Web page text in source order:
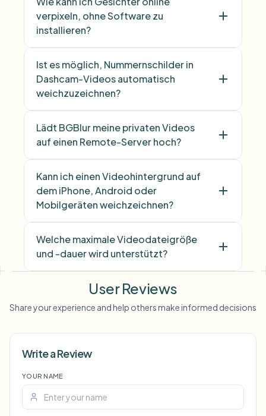
verpixeln, ohne Software zu
installieren?
Ist es möglich, Nummernschilder in
Dashcam-Videos automatisch
weichzuzeichnen?
Lädt BGBlur meine privaten Videos
auf einen Remote-Server hoch?
Kann ich einen Videohintergrund auf
dem iPhone, Android oder
Mobilgeräten weichzeichnen?
Welche maximale Videodateigröße
und -dauer wird unterstützt?
Voice Anon
User Reviews
Share your experience and help others make informed decisions
Write a Review
YOUR NAME